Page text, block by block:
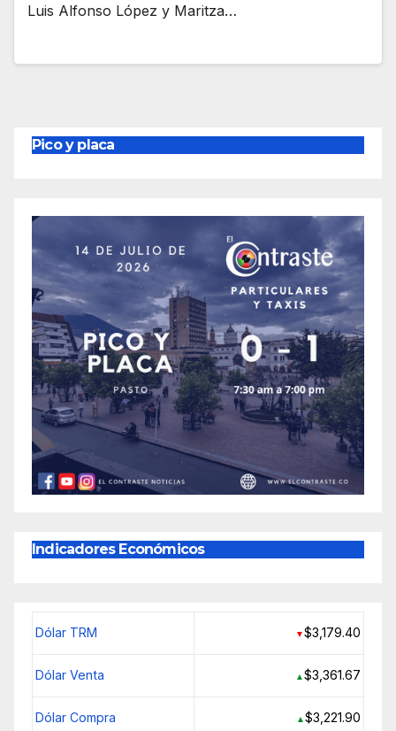
Luis Alfonso López y Maritza…
Pico y placa
Indicadores Económicos
Dólar TRM ▼$3,179.40
Dólar Venta ▲$3,361.67
Dólar Compra ▲$3,221.90